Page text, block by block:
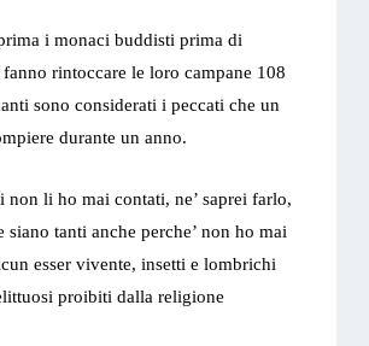
i monaci buddisti prima di
rintoccare le loro campane 108
sono considerati i peccati che un
durante un anno.
non li ho mai contati, ne’ saprei farlo,
siano tanti anche perche’ non ho mai
esser vivente, insetti e lombrichi
proibiti dalla religione